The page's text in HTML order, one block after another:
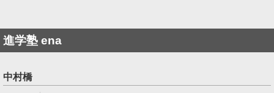
進学塾 ena
中村橋